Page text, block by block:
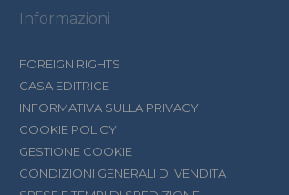
Informazioni
FOREIGN RIGHTS
CASA EDITRICE
INFORMATIVA SULLA PRIVACY
COOKIE POLICY
GESTIONE COOKIE
CONDIZIONI GENERALI DI VENDITA